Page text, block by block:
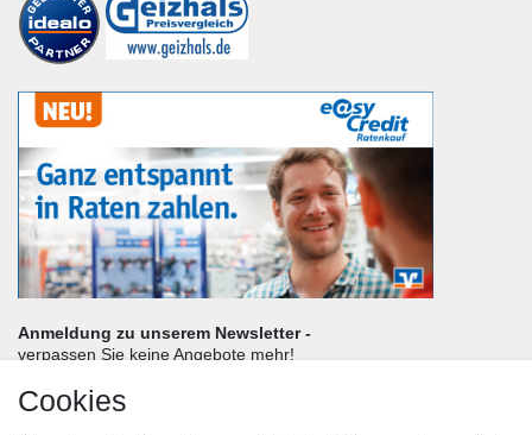
Anmeldung zu unserem Newsletter -
verpassen Sie keine Angebote mehr!
Cookies